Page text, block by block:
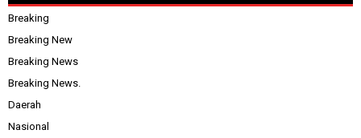
Breaking
Breaking New
Breaking News
Breaking News.
Daerah
Nasional